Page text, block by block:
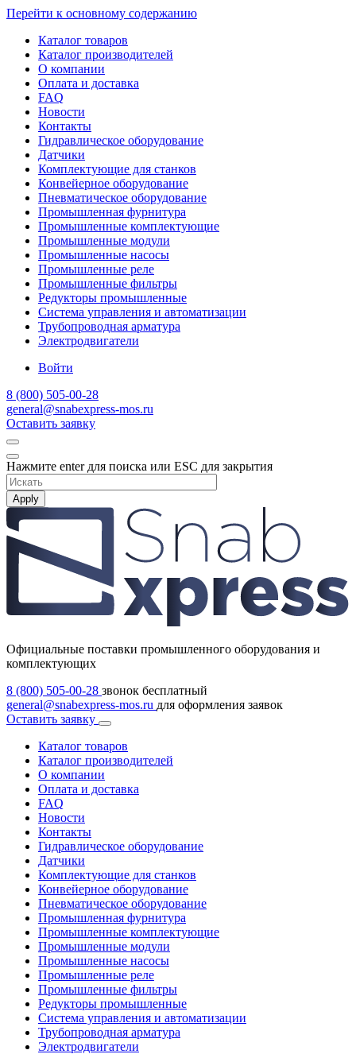
Перейти к основному содержанию
Каталог товаров
Каталог производителей
О компании
Оплата и доставка
FAQ
Новости
Контакты
Гидравлическое оборудование
Датчики
Комплектующие для станков
Конвейерное оборудование
Пневматическое оборудование
Промышленная фурнитура
Промышленные комплектующие
Промышленные модули
Промышленные насосы
Промышленные реле
Промышленные фильтры
Редукторы промышленные
Система управления и автоматизации
Трубопроводная арматура
Электродвигатели
Войти
8 (800) 505-00-28
general@snabexpress-mos.ru
Оставить заявку
Нажмите enter для поиска или ESC для закрытия
Apply
Официальные поставки промышленного оборудования и
комплектующих
8 (800) 505-00-28 звонок бесплатный
general@snabexpress-mos.ru для оформления заявок
Оставить заявку
Каталог товаров
Каталог производителей
О компании
Оплата и доставка
FAQ
Новости
Контакты
Гидравлическое оборудование
Датчики
Комплектующие для станков
Конвейерное оборудование
Пневматическое оборудование
Промышленная фурнитура
Промышленные комплектующие
Промышленные модули
Промышленные насосы
Промышленные реле
Промышленные фильтры
Редукторы промышленные
Система управления и автоматизации
Трубопроводная арматура
Электродвигатели